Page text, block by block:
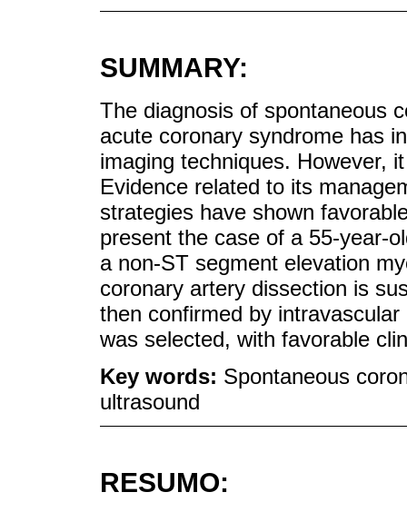
SUMMARY:
The diagnosis of spontaneous
acute coronary syndrome has
imaging techniques. However,
Evidence related to its
strategies have shown
present the case of a 55-year-
a non-ST segment elevation
coronary artery dissection is
then confirmed by
was selected, with favorable
Key words: Spontaneous
ultrasound
RESUMO: